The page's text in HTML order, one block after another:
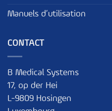
Manuels d’utilisation
CONTACT
B Medical Systems
17, op der Hei
L-9809 Hosingen